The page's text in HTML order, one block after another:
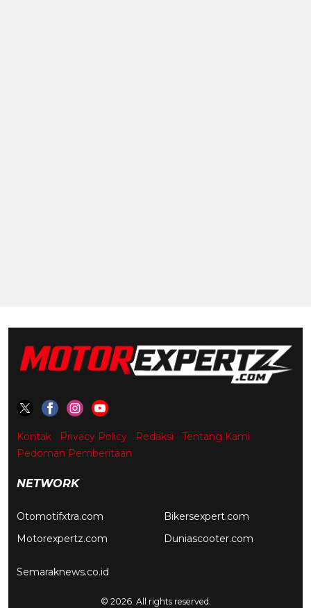
Kontak Privacy Policy Redaksi
Tentang Kami
Pedoman Pemberitaan
NETWORK
Otomotifxtra.com
Motorexpertz.com
Bikersexpert.com
Duniascooter.com
Semaraknews.co.id
© 2026. All rights reserved.